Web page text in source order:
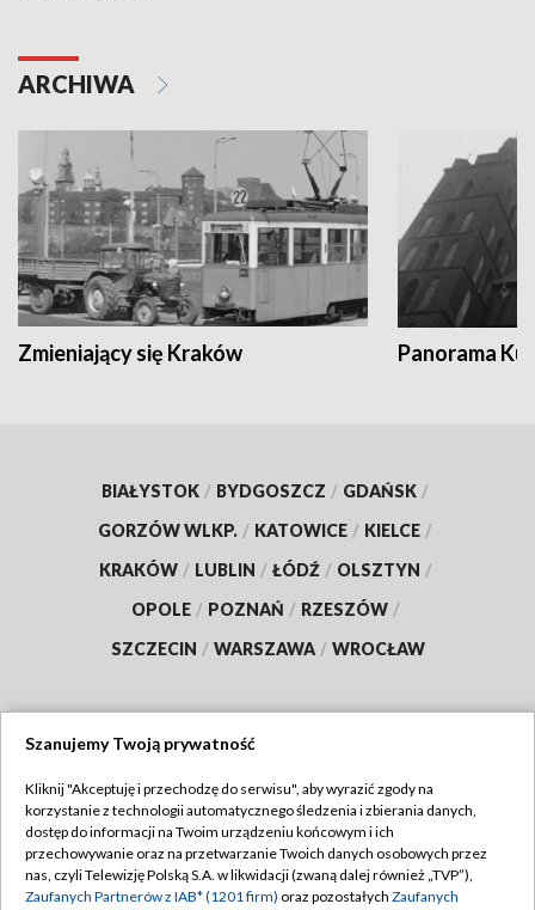
ARCHIWA
Zmieniający się Kraków Panorama
BIAŁYSTOK / BYDGOSZCZ / GDAŃSK /
GORZÓW WLKP. / KATOWICE / KIELCE /
KRAKÓW / LUBLIN / ŁÓDŹ / OLSZTYN /
OPOLE / POZNAŃ / RZESZÓW /
SZCZECIN / WARSZAWA / WROCŁAW
TVP
Abonament TVP
Emisja w TVP
Regulamin TVP
Polityka prywatności
Szanujemy Twoją prywatność
Kliknij "Akceptuję i przechodzę do serwisu", aby wyrazić zgody na
korzystanie z technologii automatycznego śledzenia i zbierania danych,
dostęp do informacji na Twoim urządzeniu końcowym i ich
przechowywanie oraz na przetwarzanie Twoich danych osobowych przez
nas, czyli Telewizję Polską S.A. w likwidacji (zwaną dalej również „TVP”),
Zaufanych Partnerów z IAB* (1201 firm) oraz pozostałych Zaufanych